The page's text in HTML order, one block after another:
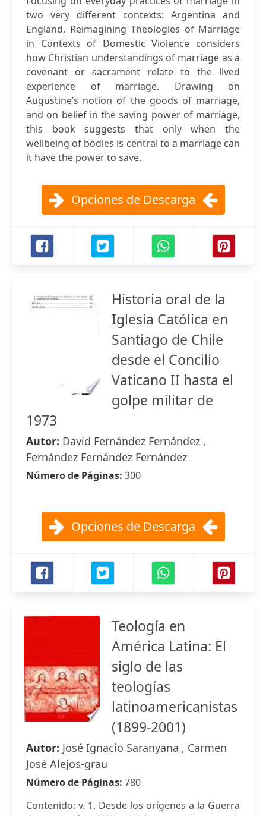
two very different contexts: Argentina and
England, Reimagining Theologies of Marriage
in Contexts of Domestic Violence considers
how Christian understandings of marriage as a
covenant or sacrament relate to the lived
experience of marriage. Drawing on
Augustine’s notion of the goods of marriage,
and on belief in the saving power of marriage,
this book suggests that only when the
wellbeing of bodies is central to a marriage can
it have the power to save.
Opciones de Descarga
Historia oral de la
Iglesia Católica en
Santiago de Chile
desde el Concilio
Vaticano II hasta el
golpe militar de
1973
Autor: David Fernández Fernández ,
Fernández Fernández Fernández
Número de Páginas: 300
Opciones de Descarga
Teología en
América Latina: El
siglo de las
teologías
latinoamericanistas
(1899-2001)
Autor: José Ignacio Saranyana , Carmen
José Alejos-grau
Número de Páginas: 780
Contenido: v. 1. Desde los orígenes a la Guerra